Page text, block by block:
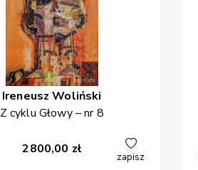
Ireneusz Woliński
Z cyklu Głowy – nr 8
2800,00 zł
zapisz